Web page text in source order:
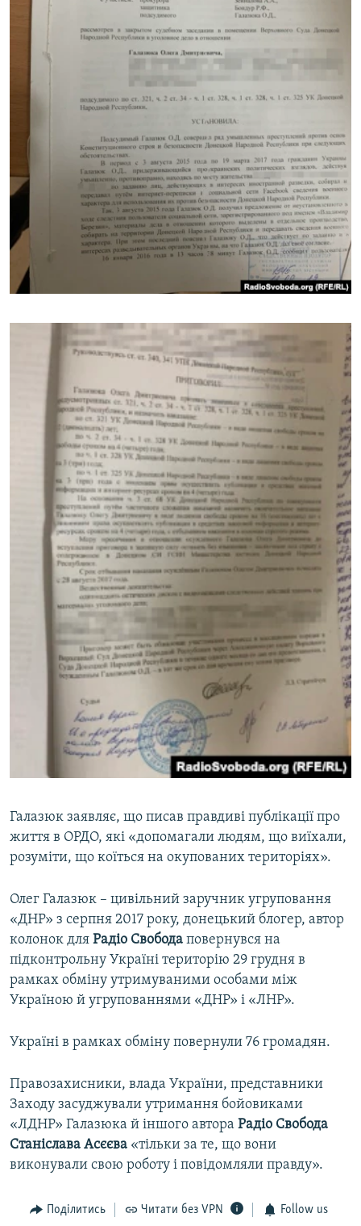
Галазюк заявляє, що писав правдиві публікації про
життя в ОРДО, які «допомагали людям, що виїхали,
розуміти, що коїться на окупованих територіях».
Олег Галазюк – цивільний заручник угруповання
«ДНР» з серпня 2017 року, донецький блогер, автор
колонок для Радіо Свобода повернувся на
підконтрольну Україні територію 29 грудня в
рамках обміну утримуваними особами між
Україною й угрупованнями «ДНР» і «ЛНР».
Україні в рамках обміну повернули 76 громадян.
Правозахисники, влада України, представники
Заходу засуджували утримання бойовиками
«ЛДНР» Галазюка й іншого автора Радіо Свобода
Станіслава Асєєва «тільки за те, що вони
виконували свою роботу і повідомляли правду».
Поділитись Читати без VPN Follow us